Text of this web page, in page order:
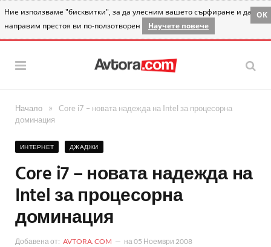
Ние използваме "бисквитки", за да улесним вашето сърфиране и да
направим престоя ви по-ползотворен
Научете повече
OK
Начало »
Core i7 – новата надежда на Intel за процесорна
доминация
ИНТЕРНЕТ ДЖАДЖИ
Core i7 – новата надежда на
Intel за процесорна
доминация
Добавена от: AVTORA.COM на05 Ноември 2008